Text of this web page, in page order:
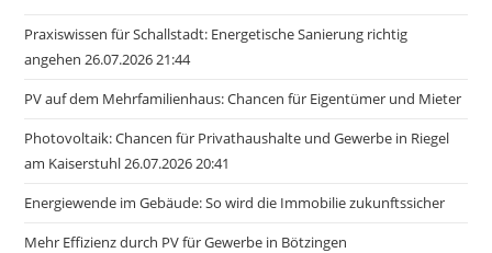
Praxiswissen für Schallstadt: Energetische Sanierung richtig
angehen 26.07.2026 21:44
PV auf dem Mehrfamilienhaus: Chancen für Eigentümer und Mieter
Photovoltaik: Chancen für Privathaushalte und Gewerbe in Riegel
am Kaiserstuhl 26.07.2026 20:41
Energiewende im Gebäude: So wird die Immobilie zukunftssicher
Mehr Effizienz durch PV für Gewerbe in Bötzingen